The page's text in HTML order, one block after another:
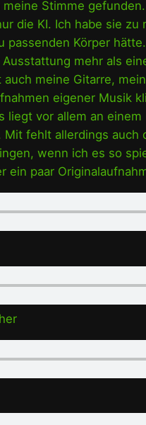
Stimme
die KI. Ich habe sie
Körper
mehr als
meine Gitarre,
eigener Musik
liegt vor allem an
fehlt allerdings
wenn ich es so
ein paar